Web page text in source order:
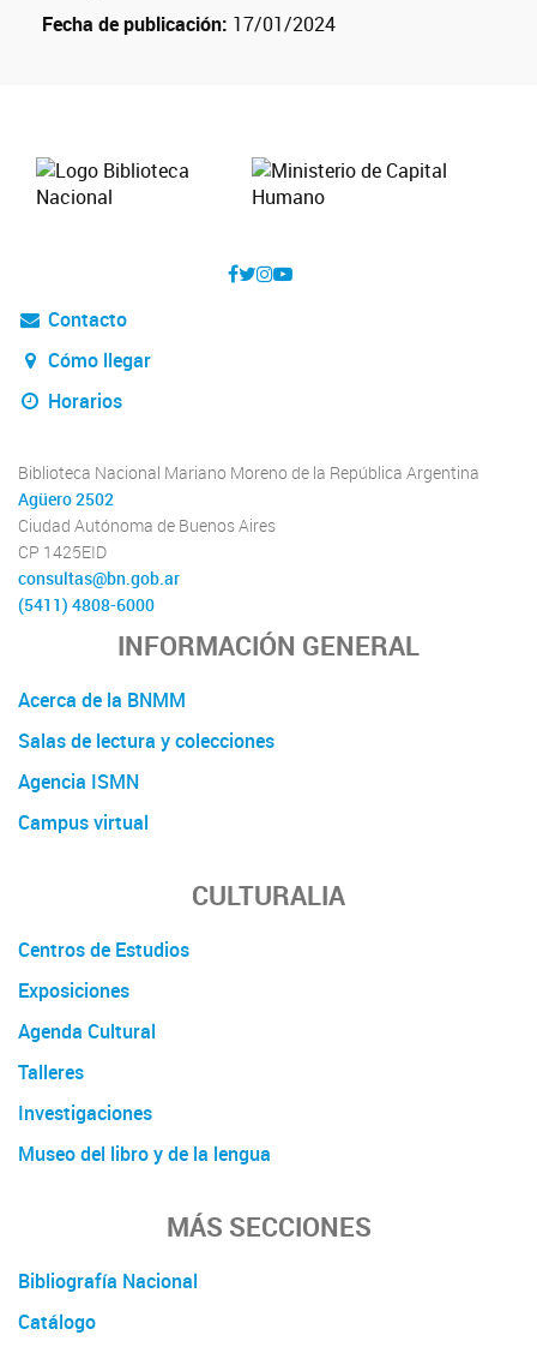
Fecha de publicación: 17/01/2024
Contacto
Cómo llegar
Horarios
Biblioteca Nacional Mariano Moreno de la República Argentina
Agüero 2502
Ciudad Autónoma de Buenos Aires
CP 1425EID
consultas@bn.gob.ar
(5411) 4808-6000
INFORMACIÓN GENERAL
Acerca de la BNMM
Salas de lectura y colecciones
Agencia ISMN
Campus virtual
CULTURALIA
Centros de Estudios
Exposiciones
Agenda Cultural
Talleres
Investigaciones
Museo del libro y de la lengua
MÁS SECCIONES
Bibliografía Nacional
Catálogo